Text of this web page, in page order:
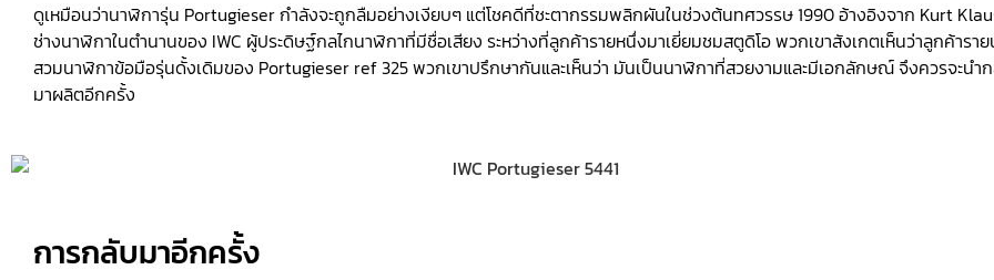
ดูเหมือนว่านาฬิการุ่น Portugieser กำลังจะถูกลืมอย่างเงียบๆ แต่โชคดีที่ชะตากรรมพลิกผันในช่วงต้นทศวรรษ 1990 อ้างอิงจาก Kurt
ช่างนาฬิกาในตำนานของ IWC ผู้ประดิษฐ์กลไกนาฬิกาที่มีชื่อเสียง ระหว่างที่ลูกค้ารายหนึ่งมาเยี่ยมชมสตูดิโอ พวกเขาสังเกตเห็นว่าลูกค้ารา
สวมนาฬิกาข้อมือรุ่นดั้งเดิมของ Portugieser ref 325 พวกเขาปรึกษากันและเห็นว่า มันเป็นนาฬิกาที่สวยงามและมีเอกลักษณ์ จึงควรจะนำ
มาผลิตอีกครั้ง
การกลับมาอีกครั้ง